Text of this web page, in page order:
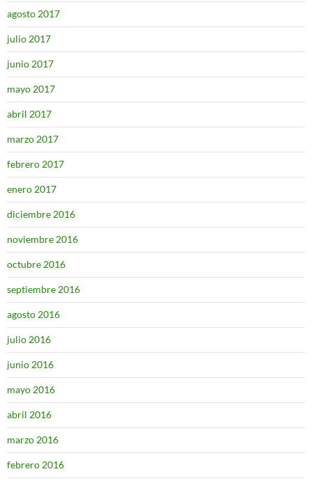
agosto 2017
julio 2017
junio 2017
mayo 2017
abril 2017
marzo 2017
febrero 2017
enero 2017
diciembre 2016
noviembre 2016
octubre 2016
septiembre 2016
agosto 2016
julio 2016
junio 2016
mayo 2016
abril 2016
marzo 2016
febrero 2016